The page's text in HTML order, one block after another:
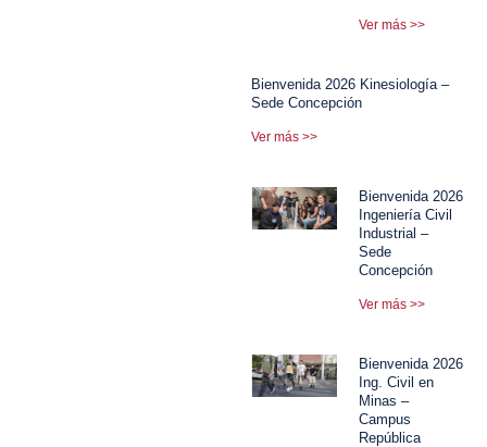
Ver más >>
Bienvenida 2026 Kinesiología –
Sede Concepción
Ver más >>
Bienvenida 2026
Ingeniería Civil
Industrial –
Sede
Concepción
Ver más >>
Bienvenida 2026
Ing. Civil en
Minas –
Campus
República